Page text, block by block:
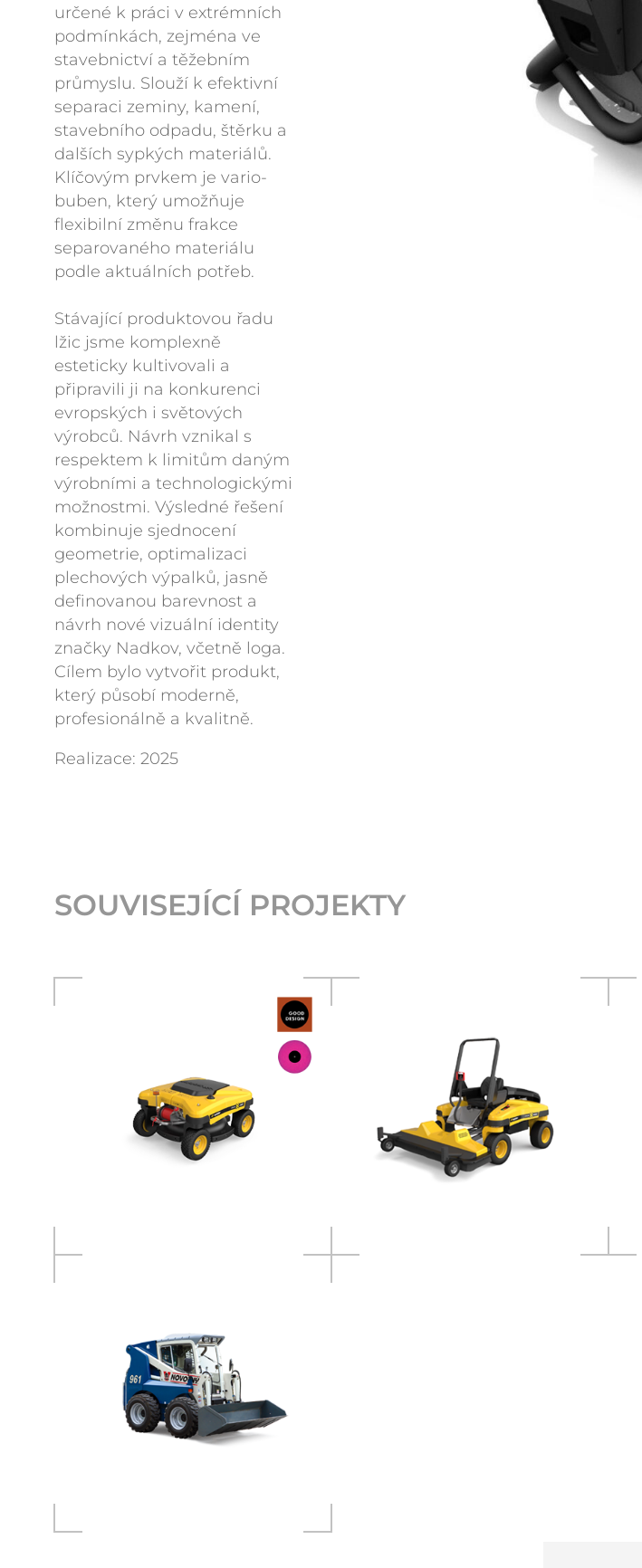
určené k práci v extrémních
podmínkách, zejména ve
stavebnictví a těžebním
průmyslu. Slouží k efektivní
separaci zeminy, kamení,
stavebního odpadu, štěrku a
dalších sypkých materiálů.
Klíčovým prvkem je vario-
buben, který umožňuje
flexibilní změnu frakce
separovaného materiálu
podle aktuálních potřeb.
Stávající produktovou řadu
lžic jsme komplexně
esteticky kultivovali a
připravili ji na konkurenci
evropských i světových
výrobců. Návrh vznikal s
respektem k limitům daným
výrobními a technologickými
možnostmi. Výsledné řešení
kombinuje sjednocení
geometrie, optimalizaci
plechových výpalků, jasně
definovanou barevnost a
návrh nové vizuální identity
značky Nadkov, včetně loga.
Cílem bylo vytvořit produkt,
který působí moderně,
profesionálně a kvalitně.
Realizace: 2025
SOUVISEJÍCÍ PROJEKTY